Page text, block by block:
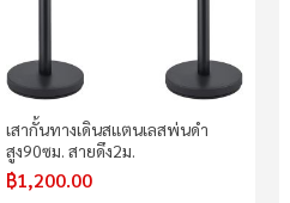
เสากั้นทางเดินสแตนเลสพ่นดำ
สูง90ซม. สายดึง2ม.
฿1,200.00